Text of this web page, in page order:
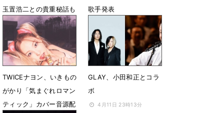
玉置浩二との貴重秘話も
10月9日 13時49分
歌手発表
7月12日 13時10分
TWICEナヨン、いきもの
がかり「気まぐれロマン
ティック」カバー音源配
GLAY、小田和正とコラ
ボ
4月11日 23時13分